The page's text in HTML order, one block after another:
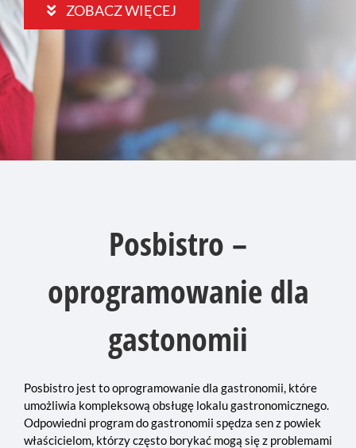
ZOBACZ WIĘCEJ
Posbistro –
oprogramowanie dla
gastonomii
Posbistro jest to oprogramowanie dla gastronomii, które
umożliwia kompleksową obsługę lokalu gastronomicznego.
Odpowiedni program do gastronomii spędza sen z powiek
właścicielom, którzy często borykać mogą się z problemami